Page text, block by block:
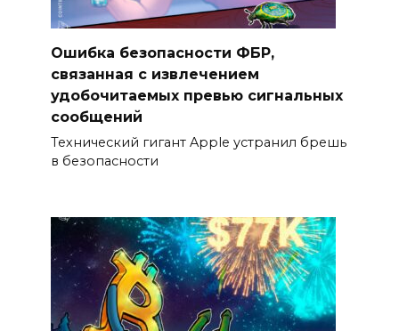
Ошибка безопасности ФБР,
связанная с извлечением
удобочитаемых превью сигнальных
сообщений
Технический гигант Apple устранил брешь
в безопасности